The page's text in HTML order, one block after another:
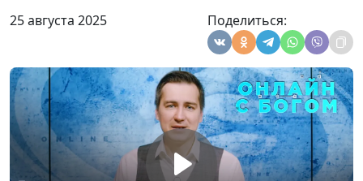
25 августа 2025 Поделиться: